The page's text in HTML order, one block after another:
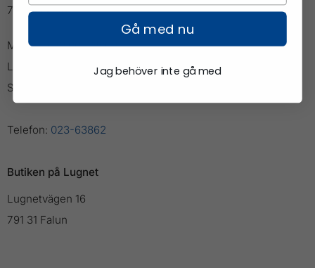
791 71 Falun
Mån-Fre: 10:00 - 18:00
Lör: 10:00 - 15:00
Söndag: Stängt
Telefon: 023-63862
Butiken på Lugnet
Lugnetvägen 16
791 31 Falun
Gå med nu
Jag behöver inte gå med